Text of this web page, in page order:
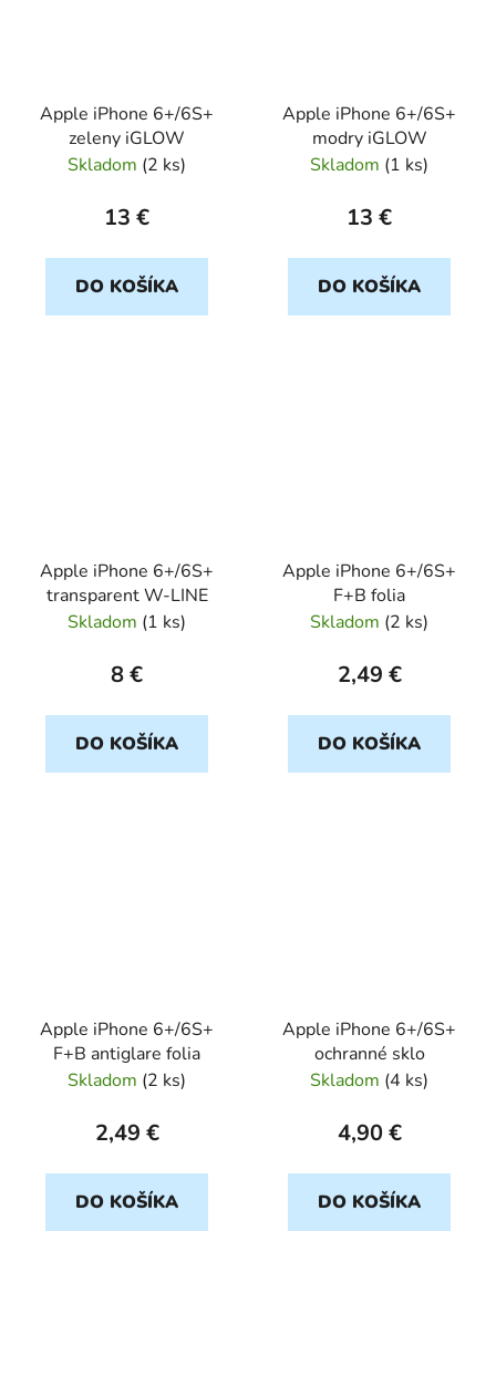
Apple iPhone 6+/6S+
zeleny iGLOW
Skladom (2 ks)
13 €
DO KOŠÍKA
Apple iPhone 6+/6S+
modry iGLOW
Skladom (1 ks)
13 €
DO KOŠÍKA
Apple iPhone 6+/6S+
transparent W-LINE
Skladom (1 ks)
8 €
DO KOŠÍKA
Apple iPhone 6+/6S+
F+B folia
Skladom (2 ks)
2,49 €
DO KOŠÍKA
Apple iPhone 6+/6S+
F+B antiglare folia
Skladom (2 ks)
2,49 €
DO KOŠÍKA
Apple iPhone 6+/6S+
ochranné sklo
Skladom (4 ks)
4,90 €
DO KOŠÍKA